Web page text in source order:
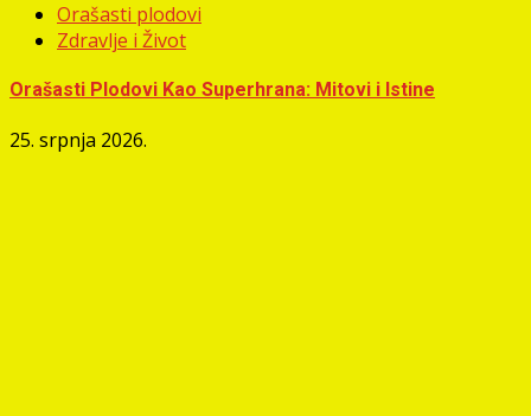
Orašasti plodovi
Zdravlje i Život
Orašasti Plodovi Kao Superhrana: Mitovi i Istine
25. srpnja 2026.